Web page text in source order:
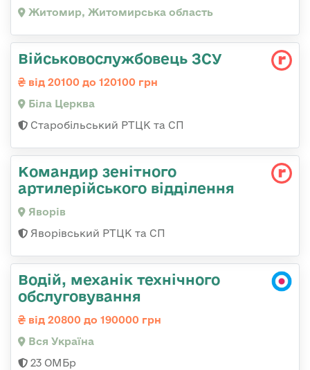
Житомир, Житомирська область
Військовослужбовець ЗСУ
від 20100 до 120100 грн
Біла Церква
Старобільський РТЦК та СП
Командир зенітного
артилерійського відділення
Яворів
Яворівський РТЦК та СП
Водій, механік технічного
обслуговування
від 20800 до 190000 грн
Вся Україна
23 ОМБр